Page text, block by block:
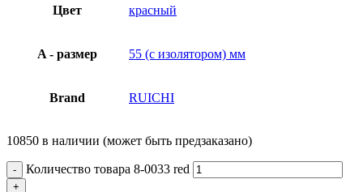
Цвет красный
A - размер 55 (с изолятором) мм
Brand RUICHI
10850 в наличии (может быть предзаказано)
Количество товара 8-0033 red